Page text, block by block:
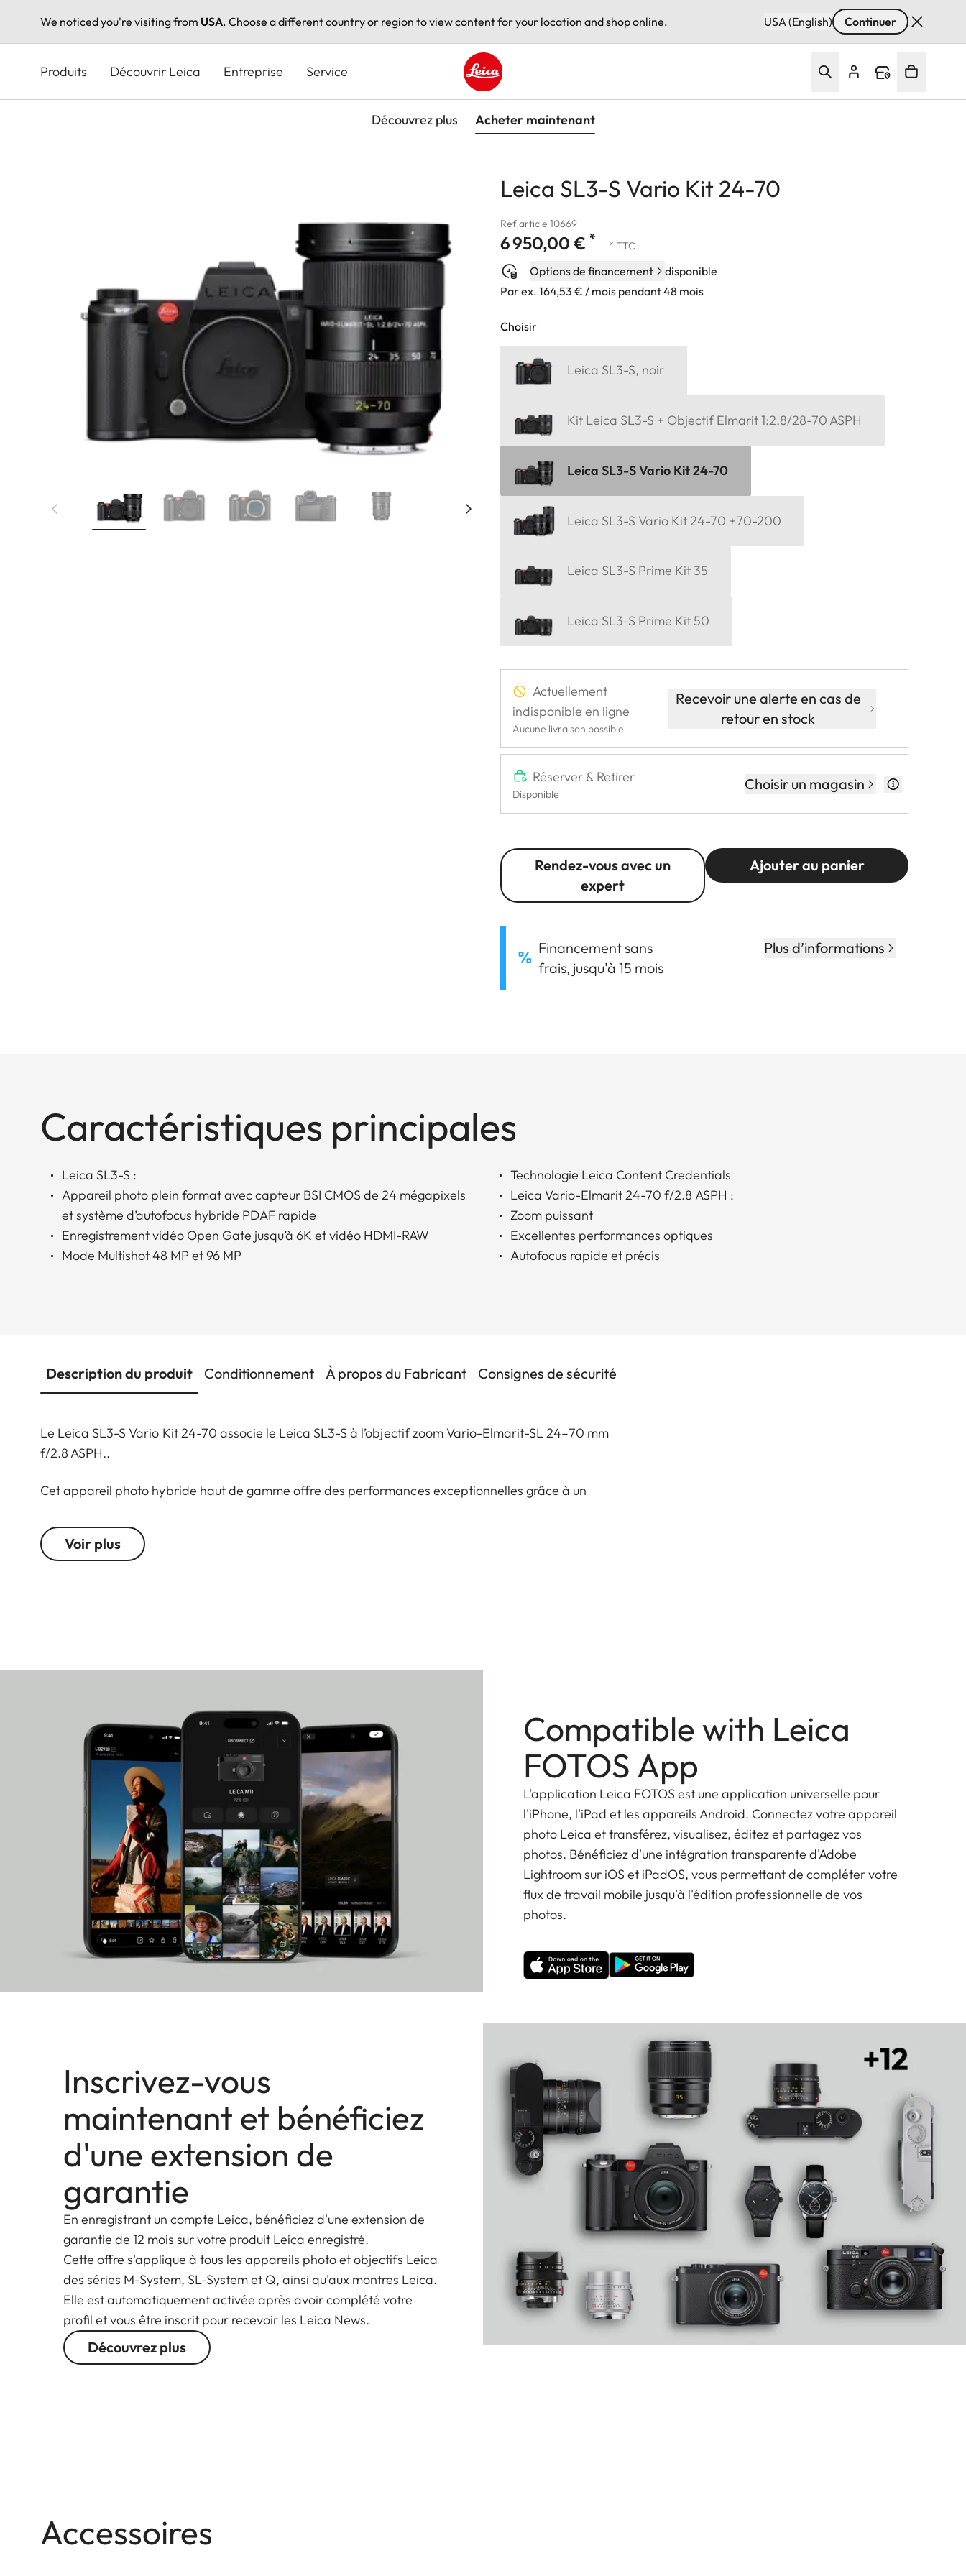
We noticed you're visiting from USA. Choose a different country or region to view content for your location and shop online. USA (English) Continuer
principal
Produits Découvrir Leica Entreprise Service
Leica logo - Home
Découvrez plus Acheter maintenant
Leica SL3-S Vario Kit 24-70
Réf article 10669
6 950,00 € * * TTC
Options de financement
disponible
Par ex. 164,53 € / mois pendant 48 mois
Choisir
Leica SL3-S, noir
Kit Leica SL3-S + Objectif Elmarit 1:2,8/28-70 ASPH
Leica SL3-S Vario Kit 24-70
Leica SL3-S Vario Kit 24-70 +70-200
Leica SL3-S Prime Kit 35
Leica SL3-S Prime Kit 50
Actuellement
indisponible en ligne
Aucune livraison possible
Recevoir une alerte en cas de
retour en stock
Réserver & Retirer
Disponible
Choisir un magasin
Rendez-vous avec un
expert
Ajouter au panier
Financement sans
frais, jusqu'à 15 mois
Plus d’informations
Caractéristiques principales
Leica SL3-S :
Appareil photo plein format avec capteur BSI CMOS de 24 mégapixels
et système d’autofocus hybride PDAF rapide
Enregistrement vidéo Open Gate jusqu’à 6K et vidéo HDMI-RAW
Mode Multishot 48 MP et 96 MP
Technologie Leica Content Credentials
Leica Vario-Elmarit 24-70 f/2.8 ASPH :
Zoom puissant
Excellentes performances optiques
Autofocus rapide et précis
Description du produit Conditionnement À propos du Fabricant Consignes de sécurité
Le Leica SL3-S Vario Kit 24-70 associe le Leica SL3-S à l’objectif zoom Vario-Elmarit-SL 24–70 mm
f/2.8 ASPH..
Cet appareil photo hybride haut de gamme offre des performances exceptionnelles grâce à un
autofocus rapide et précis, permettant une prise de vue en rafale jusqu’à 30 images par seconde.
optique remarquable, grâce à la présence d’éléments asphériques.
Voir plus
Compatible with Leica
FOTOS App
L'application Leica FOTOS est une application universelle pour
l'iPhone, l'iPad et les appareils Android. Connectez votre appareil
photo Leica et transférez, visualisez, éditez et partagez vos
photos. Bénéficiez d'une intégration transparente d'Adobe
Lightroom sur iOS et iPadOS, vous permettant de compléter votre
flux de travail mobile jusqu'à l'édition professionnelle de vos
photos.
Inscrivez-vous
maintenant et bénéficiez
d'une extension de
garantie
En enregistrant un compte Leica, bénéficiez d'une extension de
garantie de 12 mois sur votre produit Leica enregistré.
Cette offre s'applique à tous les appareils photo et objectifs Leica
des séries M-System, SL-System et Q, ainsi qu'aux montres Leica.
Elle est automatiquement activée après avoir complété votre
profil et vous être inscrit pour recevoir les Leica News.
Découvrez plus
Accessoires